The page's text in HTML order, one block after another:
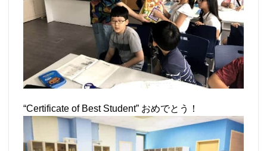
“Certificate of Best Student” おめでとう！